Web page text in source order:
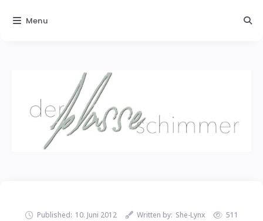
Published: 10. Juni 2012 Written by: She-Lynx
511
Menu